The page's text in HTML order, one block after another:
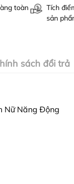
toàn
Tích
sản
sách đổi trả
Nữ Năng Động